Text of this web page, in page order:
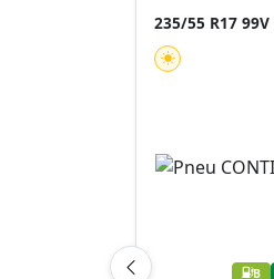
235/55 R17 99V
B